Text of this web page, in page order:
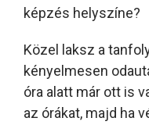
képzés helyszíne?
Közel laksz a
kényelmesen
óra alatt már ott is
az órákat, majd ha